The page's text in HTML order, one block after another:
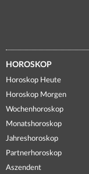
HOROSKOP
Horoskop Heute
Horoskop Morgen
Wochenhoroskop
Monatshoroskop
Jahreshoroskop
Partnerhoroskop
Aszendent